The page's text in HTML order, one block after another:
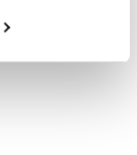
Forum|Forum|3 years ago